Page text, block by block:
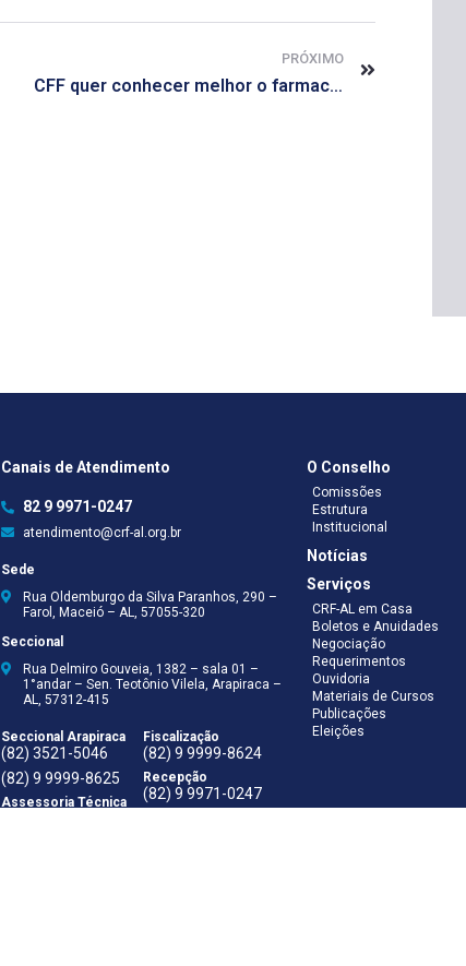
PRÓXIMO
CFF quer conhecer melhor o farmacêutico que atua no Brasil
Canais de Atendimento
82 9 9971-0247
atendimento@crf-al.org.br
Sede
Rua Oldemburgo da Silva Paranhos, 290 –
Farol, Maceió – AL, 57055-320
Seccional
Rua Delmiro Gouveia, 1382 – sala 01 –
1°andar – Sen. Teotônio Vilela, Arapiraca –
AL, 57312-415
Seccional Arapiraca
(82) 3521-5046
(82) 9 9999-8625
Assessoria Técnica
Fiscalização
(82) 9 9999-8624
Recepção
(82) 9 9971-0247
O Conselho
Comissões
Estrutura
Institucional
Notícias
Serviços
CRF-AL em Casa
Boletos e Anuidades
Negociação
Requerimentos
Ouvidoria
Materiais de Cursos
Publicações
Eleições